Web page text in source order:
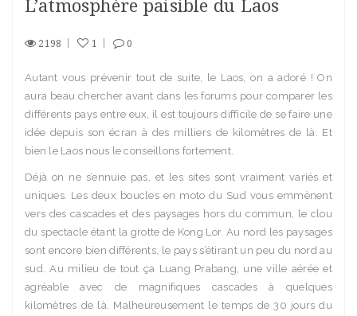
L’atmosphère paisible du Laos
2198 1 0
Autant vous prévenir tout de suite, le Laos, on a adoré ! On
aura beau chercher avant dans les forums pour comparer les
différents pays entre eux, il est toujours difficile de se faire une
idée depuis son écran à des milliers de kilomètres de là. Et
bien le Laos nous le conseillons fortement.
Déjà on ne s’ennuie pas, et les sites sont vraiment variés et
uniques. Les deux boucles en moto du Sud vous emmènent
vers des cascades et des paysages hors du commun, le clou
du spectacle étant la grotte de Kong Lor. Au nord les paysages
sont encore bien différents, le pays s’étirant un peu du nord au
sud. Au milieu de tout ça Luang Prabang, une ville aérée et
agréable avec de magnifiques cascades à quelques
kilomètres de là. Malheureusement le temps de 30 jours du